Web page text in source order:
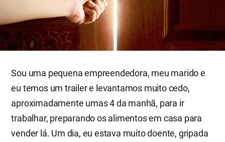
Sou uma pequena empreendedora, meu marido e
eu temos um trailer e levantamos muito cedo,
aproximadamente umas 4 da manhã, para ir
trabalhar, preparando os alimentos em casa para
vender lá. Um dia, eu estava muito doente, gripada